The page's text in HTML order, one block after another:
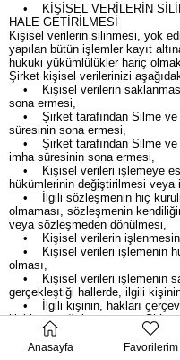
• KİŞİSEL VERİLERİN
HALE GETİRİLMESİ
Kişisel verilerin silinmesi, yok
yapılan bütün işlemler kayıt
hukuki yükümlülükler hariç
Şirket kişisel verilerinizi
• Kişisel verilerin
sona ermesi,
• Şirket tarafından Silme ve
süresinin sona ermesi,
• Şirket tarafından Silme ve
imha süresinin sona ermesi,
• Kişisel verileri işlemeye
hükümlerinin değiştirilmesi veya
• İlgili sözleşmenin hiç
olmaması, sözleşmenin
veya sözleşmeden dönülmesi,
• Kişisel verilerin işlenmesini
• Kişisel verileri işlemenin
olması,
• Kişisel verileri işlemenin
gerçekleştiği hallerde, ilgili kişinin
• İlgili kişinin, hakları
ilişkin yaptığı başvurunun
• Şirket’ in, ilgili kişi
edilmesi talebi ile kendisine
Anasayfa Favorilerim